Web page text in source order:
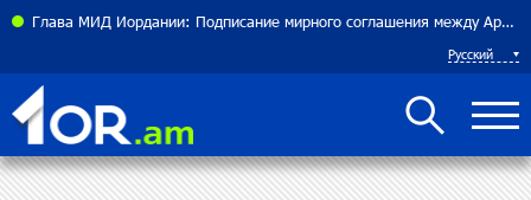
Глава МИД Иордании: Подписание мирного соглашения между Арменией и Азербайджаном близко
Русский